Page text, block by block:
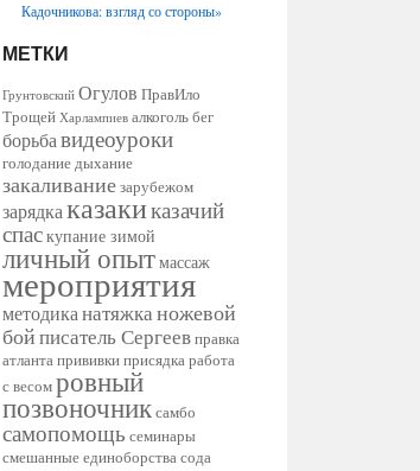
Кадочникова: взгляд со стороны»
МЕТКИ
Грунтовский Огулов ПравИло
Трощей Харлампиев алкогольбег
борьбавидеоуроки
голоданиедыхание
закаливаниезарубежом
зарядкаказакиказачий
спаскупание зимой
личный опытмассаж
мероприятия
методиканатяжканожевой
бойписатель Сергеевправка
атлантапрививкиприсядкаработа
с весомровный
позвоночниксамбо
самопомощь семинары
смешанные единоборствасода